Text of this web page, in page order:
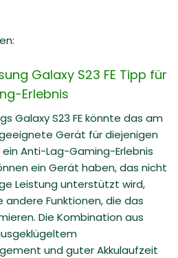
Galaxy S23 FE Tipp für
Erlebnis
Galaxy S23 FE könnte das am
Gerät für diejenigen
ein Anti-Lag-Gaming-Erlebnis
ein Gerät haben, das nicht
Leistung unterstützt wird,
andere Funktionen, die das
Die Kombination aus
und guter Akkulaufzeit